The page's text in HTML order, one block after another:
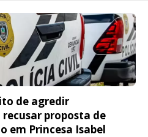
de agredir
proposta de
em Princesa Isabel